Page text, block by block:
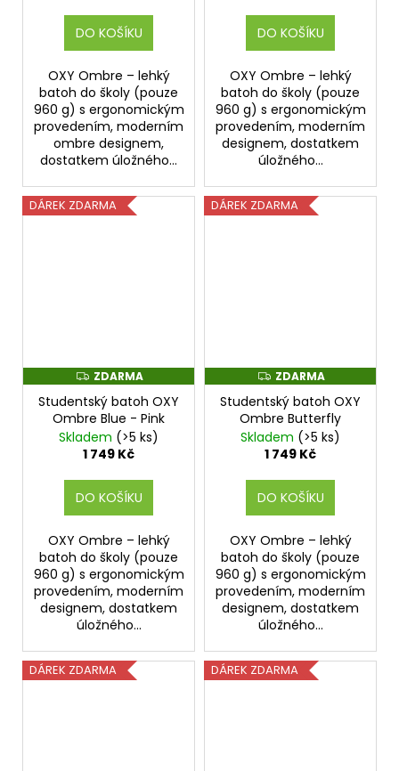
DO KOŠÍKU
OXY Ombre – lehký
batoh do školy (pouze
960 g) s ergonomickým
provedením, moderním
ombre designem,
dostatkem úložného...
DO KOŠÍKU
OXY Ombre – lehký
batoh do školy (pouze
960 g) s ergonomickým
provedením, moderním
designem, dostatkem
úložného...
DÁREK ZDARMA
Z
D
A
R
M
A
ZDARMA
Studentský batoh OXY
Ombre Blue - Pink
Skladem (>5 ks)
1 749 Kč
DO KOŠÍKU
OXY Ombre – lehký
batoh do školy (pouze
960 g) s ergonomickým
provedením, moderním
designem, dostatkem
úložného...
DÁREK ZDARMA
Z
D
A
R
M
A
ZDARMA
Studentský batoh OXY
Ombre Butterfly
Skladem (>5 ks)
1 749 Kč
DO KOŠÍKU
OXY Ombre – lehký
batoh do školy (pouze
960 g) s ergonomickým
provedením, moderním
designem, dostatkem
úložného...
DÁREK ZDARMA DÁREK ZDARMA